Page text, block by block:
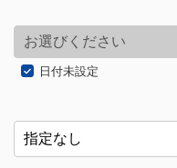
日付未設定